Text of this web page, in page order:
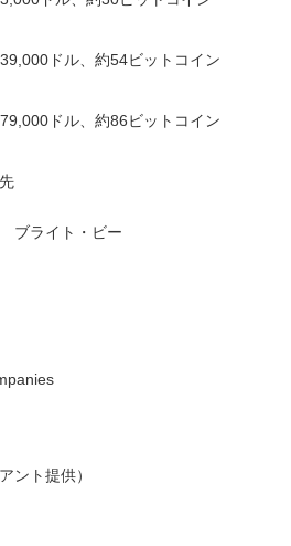
ドル、約54ビットコイン
ドル、約86ビットコイン
ブライト・ビー
ント提供）